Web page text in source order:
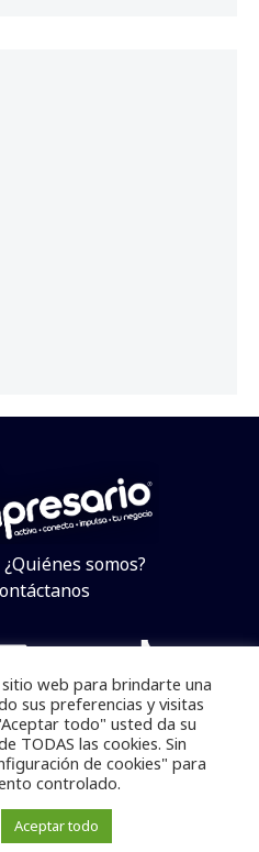
¿Quiénes somos?
Telegram
YouTube
TikTok
los derechos reservados.
total o parcial sin
a la fuente.
poryalla ya!
web para brindarte una
sus preferencias y visitas
todo" usted da su
TODAS las cookies. Sin
de cookies" para
controlado.
Aceptar todo